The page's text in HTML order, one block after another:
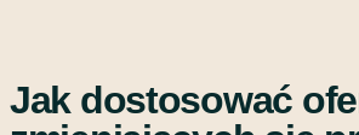
Jak dostosować